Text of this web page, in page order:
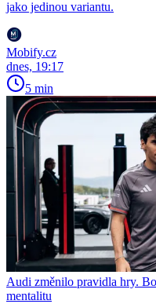
jako jedinou variantu.
Mobify.cz
dnes, 19:17
5 min
Audi změnilo pravidla hry.
mentalitu